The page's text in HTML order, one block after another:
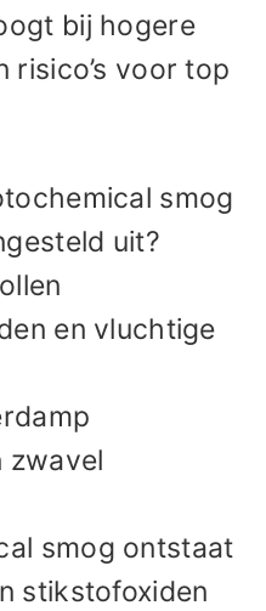
bij hogere
risico’s voor top
smog
uit?
en vluchtige
zwavel
smog ontstaat
stikstofoxiden